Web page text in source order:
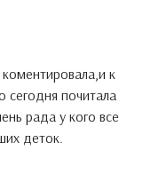
к
сегодня почитала
рада у кого все
деток.